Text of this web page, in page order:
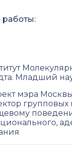
работы:
Младший
мэра